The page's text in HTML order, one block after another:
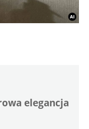
elegancja